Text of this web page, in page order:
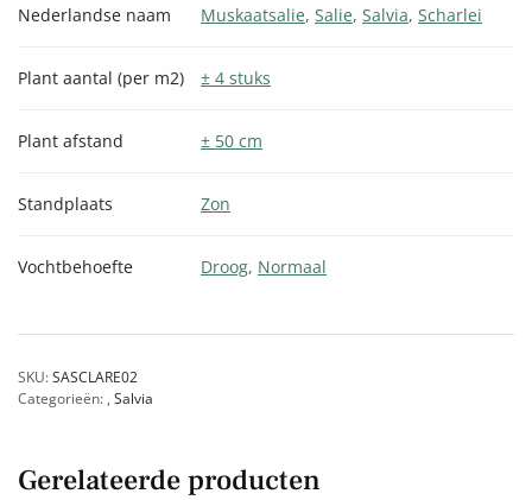
Nederlandse naam Muskaatsalie,Salie,Salvia,Scharlei
Plant aantal (per m2) ± 4 stuks
Plant afstand ± 50 cm
Standplaats Zon
Vochtbehoefte Droog, Normaal
SKU:SASCLARE02
Categorieën: , Salvia
Gerelateerde producten